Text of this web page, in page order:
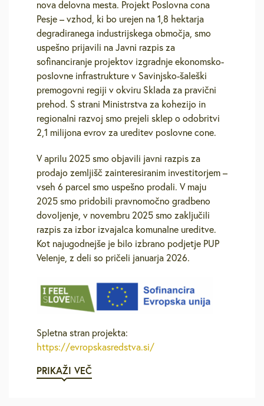
nova delovna mesta. Projekt Poslovna cona
Pesje – vzhod, ki bo urejen na 1,8 hektarja
degradiranega industrijskega območja, smo
uspešno prijavili na Javni razpis za
sofinanciranje projektov izgradnje ekonomsko-
poslovne infrastrukture v Savinjsko-šaleški
premogovni regiji v okviru Sklada za pravični
prehod. S strani Ministrstva za kohezijo in
regionalni razvoj smo prejeli sklep o odobritvi
2,1 milijona evrov za ureditev poslovne cone.
V aprilu 2025 smo objavili javni razpis za
prodajo zemljišč zainteresiranim investitorjem –
vseh 6 parcel smo uspešno prodali. V maju
2025 smo pridobili pravnomočno gradbeno
dovoljenje, v novembru 2025 smo zaključili
razpis za izbor izvajalca komunalne ureditve.
Kot najugodnejše je bilo izbrano podjetje PUP
Velenje, z deli so pričeli januarja 2026.
Spletna stran projekta:
https://evropskasredstva.si/
PRIKAŽI VEČ